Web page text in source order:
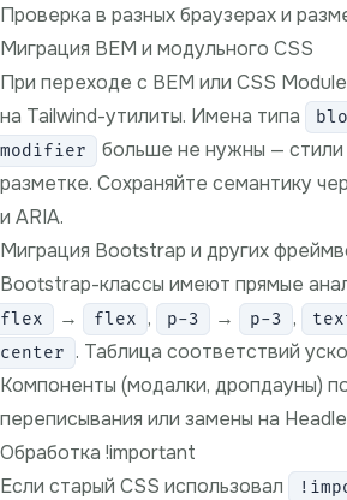
Проверка в разных браузерах и
Миграция BEM и модульного CSS
При переходе с BEM или CSS
на Tailwind-утилиты. Имена типа
modifier
больше не нужны — стили
разметке. Сохраняйте семантику
и ARIA.
Миграция Bootstrap и других
Bootstrap-классы имеют прямые
flex
→ flex , p-3 → p-3 ,
center
. Таблица соответствий
Компоненты (модалки, дропдауны)
переписывания или замены на
Обработка !important
Если старый CSS использовал